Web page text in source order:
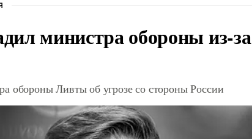
министра обороны из-за
обороны Ливты об угрозе со стороны России